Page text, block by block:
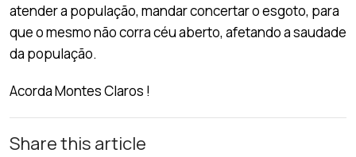
atender a população, mandar concertar o esgoto, para
que o mesmo não corra céu aberto, afetando a saudade
da população.
Acorda Montes Claros !
Share this article